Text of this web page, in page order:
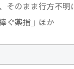
そのまま行方不明
ぐ薬指」ほか